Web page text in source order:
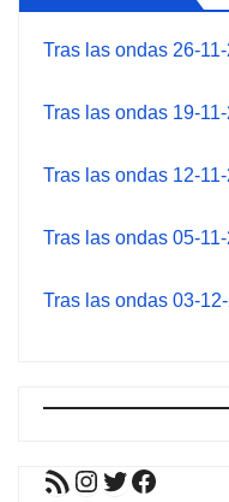
Tras las ondas 26-
Tras las ondas 19-
Tras las ondas 12-
Tras las ondas 05-
Tras las ondas 03-
Feed RSSInstagram
Twitter